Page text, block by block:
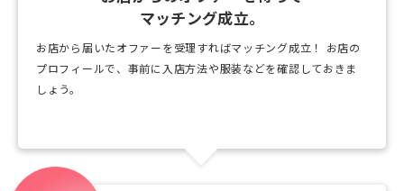
マッチング成立。
お店から届いたオファーを受理すればマッチング成立！ お店の
プロフィールで、事前に入店方法や服装などを確認しておきま
しょう。